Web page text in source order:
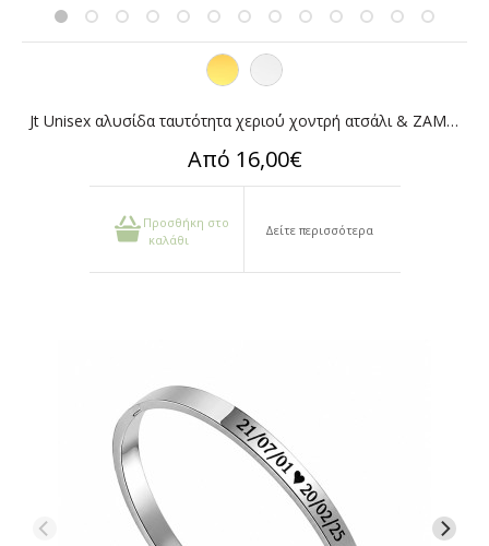
Jt Unisex αλυσίδα ταυτότητα χεριο΄ύ χοντρή ατσάλι & ΖΑΜΑΚ
Από 16,00€
Προσθήκη στο
καλάθι
Δείτε περισσότερα